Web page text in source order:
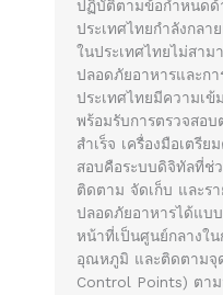
ปฏิบัติตามข้อกำหนดด้
ประเทศไทยกำลังกล
ในประเทศไทยไม่สา
ปลอดภัยอาหารและก
ประเทศไทยมีความเ
พร้อมรับการตรวจสอ
สำเร็จ เครื่องมือเตรี
สอบคือระบบดิจิทัลที่ช่
ติดตาม จัดเก็บ และร
ปลอดภัยอาหารได้แบ
หน้าที่เป็นศูนย์กลางใน
อุณหภูมิ และติดตามจุ
Control Points) ตาม